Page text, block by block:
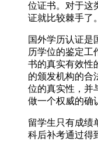
位证书。对于这
证就比较棘手了。
国外学历认证是
历学位的鉴定工
书的真实有效性
的颁发机构的合
位的真实性，并
做一个权威的确
留学生只有成绩
科后补考通过得